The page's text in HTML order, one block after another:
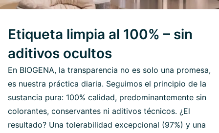
Etiqueta limpia al 100% – sin
aditivos ocultos
En BIOGENA, la transparencia no es solo una promesa,
es nuestra práctica diaria. Seguimos el principio de la
sustancia pura: 100% calidad, predominantemente sin
colorantes, conservantes ni aditivos técnicos. ¿El
resultado? Una tolerabilidad excepcional (97%) y una